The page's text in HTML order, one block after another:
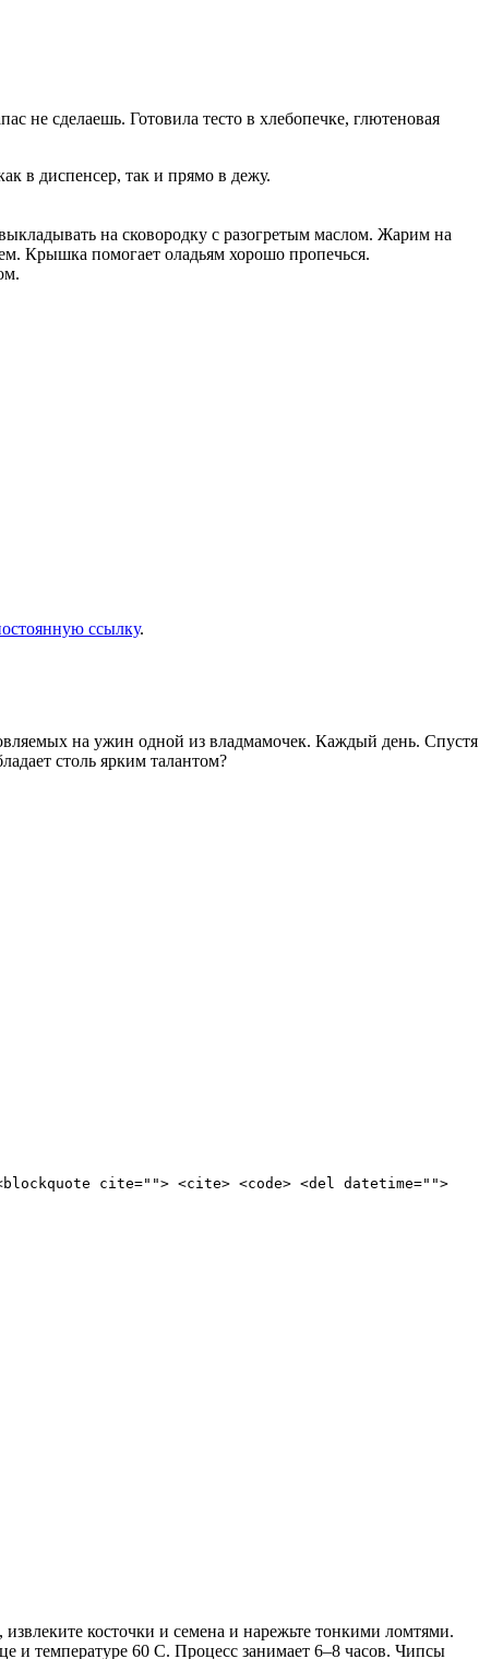
не сделаешь. Готовила тесто в хлебопечке, глютеновая
в диспенсер, так и прямо в дежу.
на сковородку с разогретым маслом. Жарим на
Крышка помогает оладьям хорошо пропечься.
ссылку.
на ужин одной из владмамочек. Каждый день. Спустя
столь ярким талантом?
cite=""> <cite> <code> <del datetime="">
косточки и семена и нарежьте тонкими ломтями.
и температуре 60 С. Процесс занимает 6–8 часов. Чипсы